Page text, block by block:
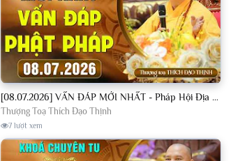
[08.07.2026] VẤN ĐÁP MỚI NHẤT - Pháp Hội Địa Tạng Chùa Khai Nguyên | TT. Thích Đạo Thịnh
Thượng Toạ Thích Đạo Thịnh
7 lượt xem